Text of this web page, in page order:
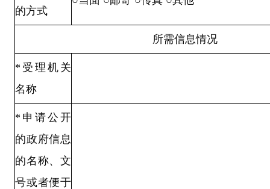
的方式
所需信息情况
* 受理机关
名称
* 申请公开
的政府信息
的名称、文
号或者便于